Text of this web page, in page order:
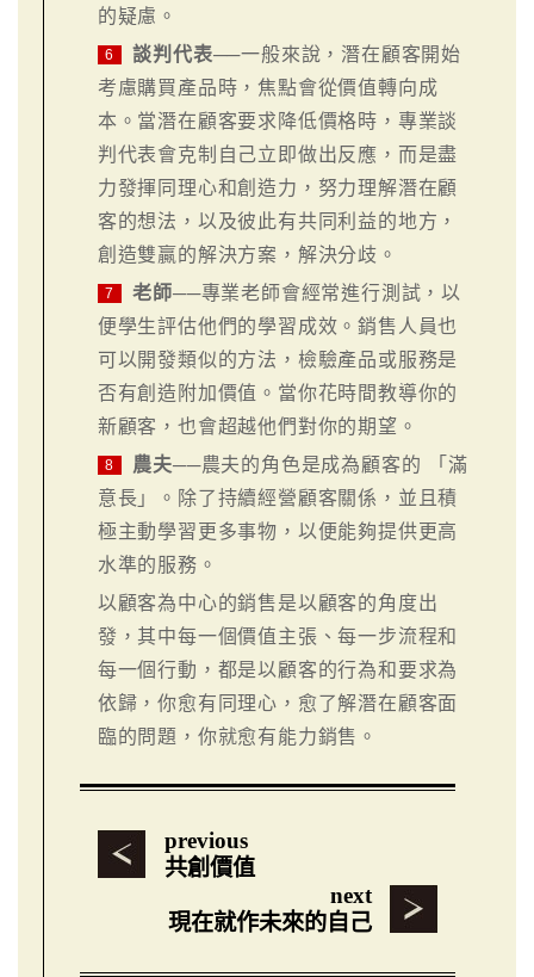
的疑慮。
6 談判代表──一般來說，潛在顧客開始
考慮購買產品時，焦點會從價值轉向成
本。當潛在顧客要求降低價格時，專業談
判代表會克制自己立即做出反應，而是盡
力發揮同理心和創造力，努力理解潛在顧
客的想法，以及彼此有共同利益的地方，
創造雙贏的解決方案，解決分歧。
7 老師──專業老師會經常進行測試，以
便學生評估他們的學習成效。銷售人員也
可以開發類似的方法，檢驗產品或服務是
否有創造附加價值。當你花時間教導你的
新顧客，也會超越他們對你的期望。
8 農夫──農夫的角色是成為顧客的 「滿
意長」。除了持續經營顧客關係，並且積
極主動學習更多事物，以便能夠提供更高
水準的服務。
以顧客為中心的銷售是以顧客的角度出
發，其中每一個價值主張、每一步流程和
每一個行動，都是以顧客的行為和要求為
依歸，你愈有同理心，愈了解潛在顧客面
臨的問題，你就愈有能力銷售。
previous
共創價值
next
現在就作未來的自己